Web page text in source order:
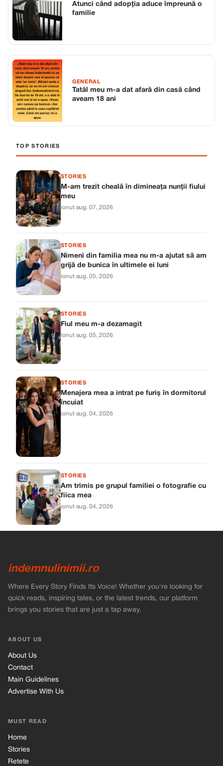
Atunci când adopția aduce împreună o
familie
GENERAL
Tatăl meu m-a dat afară din casă când
aveam 18 ani
TOP STORIES
STORIES
M-am trezit cheală în dimineața nunții fiului
meu
ionut·aug. 07, 2026
STORIES
Nimeni din familia mea nu m-a ajutat să am
grijă de bunica în ultimele ei luni
ionut·aug. 05, 2026
STORIES
Fiul meu m-a dezamagit
ionut·aug. 05, 2026
STORIES
Menajera mea a intrat pe furiș în dormitorul
încuiat
ionut·aug. 04, 2026
STORIES
Am trimis pe grupul familiei o fotografie cu
fiica mea
ionut·aug. 04, 2026
indemnulinimii.ro
Where Every Story Finds Its Voice! Whether you're looking for
quick reads, inspiring tales, or the latest trends, our platform
brings you stories that are just a tap away.
ABOUT US
About Us
Contact
Main Guidelines
Advertise With Us
MUST READ
Home
Stories
Retete